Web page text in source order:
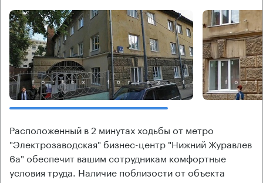
Расположенный в 2 минутах ходьбы от метро
"Электрозаводская" бизнес-центр "Нижний Журавлев
6а" обеспечит вашим сотрудникам комфортные
условия труда. Наличие поблизости от объекта